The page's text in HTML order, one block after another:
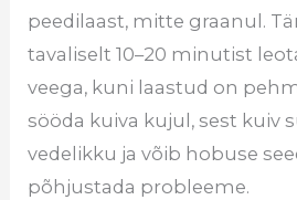
peedilaast, mitte graanul.
tavaliselt 10–20 minutist
veega, kuni laastud on
sööda kuiva kujul, sest kuiv
vedelikku ja võib hobuse
põhjustada probleeme.